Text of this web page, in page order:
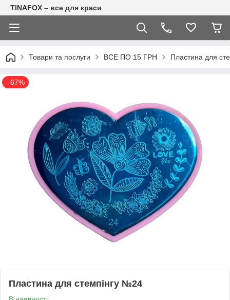
TINAFOX – все для краси
Товари та послуги ВСЕ ПО 15 ГРН Пластина для
–67%
Пластина для стемпінгу №24